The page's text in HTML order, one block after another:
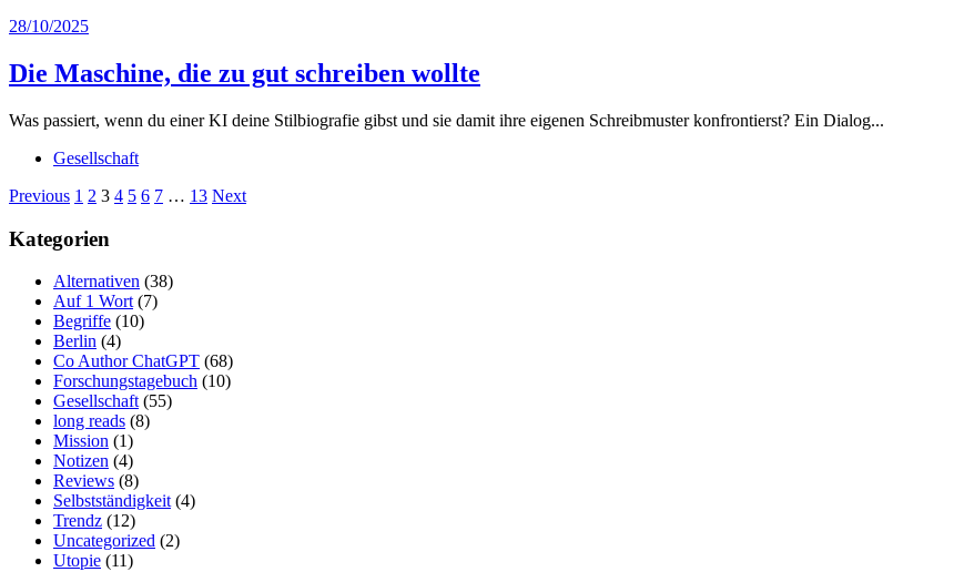
28/10/2025
Die Maschine, die zu gut schreiben wollte
Was passiert, wenn du einer KI deine Stilbiografie gibst und sie damit ihre eigenen Schreibmuster konfrontierst? Ein Dialog...
Gesellschaft
Posts
navigation
Previous Page
1 Page
2 Page
3 Page
4 Page
5 Page
6 Page
7 … Page
13 Next
Kategorien
Alternativen (38)
Auf 1 Wort(7)
Begriffe (10)
Berlin (4)
Co Author ChatGPT (68)
Forschungstagebuch (10)
Gesellschaft(55)
long reads (8)
Mission (1)
Notizen (4)
Reviews (8)
Selbstständigkeit(4)
Trendz (12)
Uncategorized (2)
Utopie (11)